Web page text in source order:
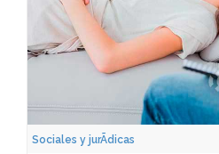
Sociales y jurÃ­dicas